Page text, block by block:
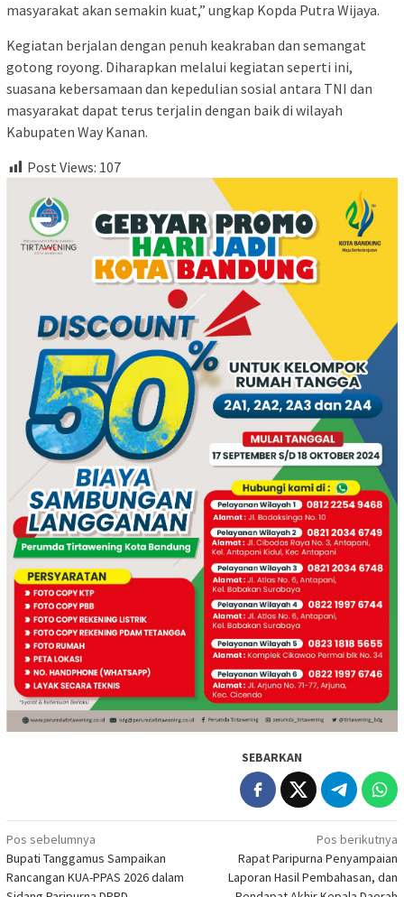
masyarakat akan semakin kuat,” ungkap Kopda Putra Wijaya.
Kegiatan berjalan dengan penuh keakraban dan semangat
gotong royong. Diharapkan melalui kegiatan seperti ini,
suasana kebersamaan dan kepedulian sosial antara TNI dan
masyarakat dapat terus terjalin dengan baik di wilayah
Kabupaten Way Kanan.
Post Views: 107
SEBARKAN
Navigasi
pos
Pos sebelumnya
Bupati Tanggamus Sampaikan
Rancangan KUA-PPAS 2026 dalam
Pos berikutnya
Rapat Paripurna Penyampaian
Laporan Hasil Pembahasan, dan